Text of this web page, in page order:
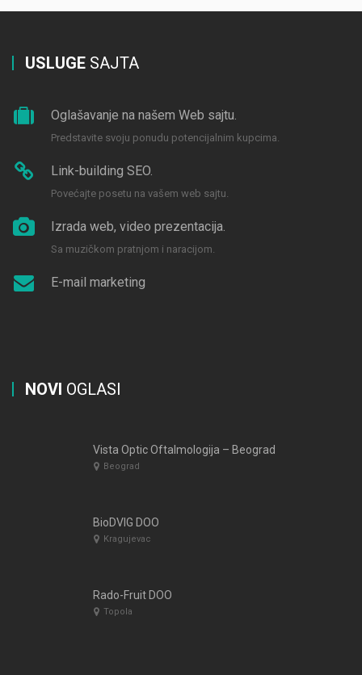
USLUGE SAJTA
Oglašavanje na našem Web sajtu.
Predstavite svoju ponudu potencijalnim kupcima.
Link-building SEO.
Povećajte posetu na vašem web sajtu.
Izrada web, video prezentacija.
Sa muzičkom pratnjom i naracijom.
E-mail marketing
NOVI OGLASI
Vista Optic Oftalmologija – Beograd
Beograd
BioDVIG DOO
Kragujevac
Rado-Fruit DOO
Topola